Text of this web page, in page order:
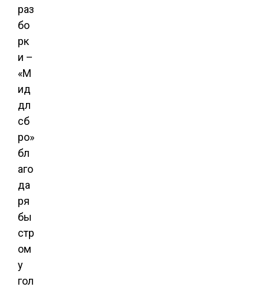
раз
бо
рк
и –
«М
ид
дл
сб
ро»
бл
аго
да
ря
бы
стр
ом
у
гол